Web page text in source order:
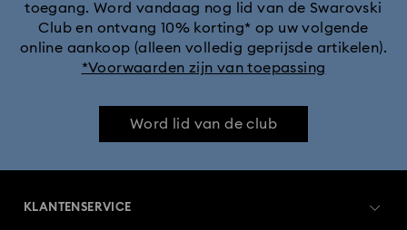
toegang. Word vandaag nog lid van de Swarovski
Club en ontvang 10% korting* op uw volgende
online aankoop (alleen volledig geprijsde artikelen).
*Voorwaarden zijn van toepassing
Word lid van de club
KLANTENSERVICE